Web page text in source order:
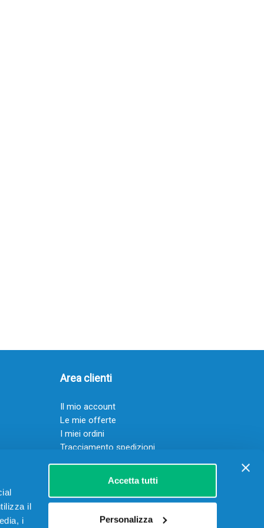
il
i
Accetta tutti
Personalizza
Area clienti
Il mio account
Le mie offerte
I miei ordini
Tracciamento spedizioni
Resi
Servizio clienti